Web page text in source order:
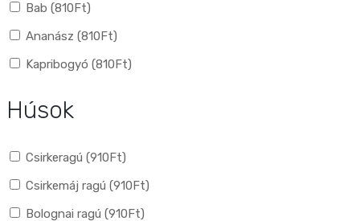
Bab (810Ft)
Ananász (810Ft)
Kapribogyó (810Ft)
Húsok
Csirkeragú (910Ft)
Csirkemáj ragú (910Ft)
Bolognai ragú (910Ft)